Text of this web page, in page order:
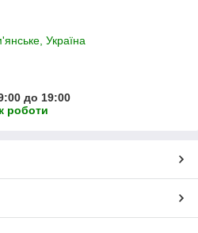
Україна
до 19:00
роботи